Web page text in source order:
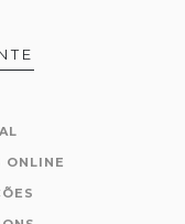
ONLINE